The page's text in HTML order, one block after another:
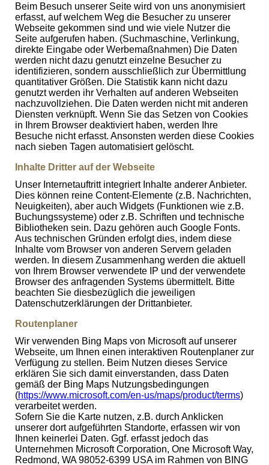
Beim Besuch unserer Seite wird von uns anonymisiert
erfasst, auf welchem Weg die Besucher zu unserer
Webseite gekommen sind und wie viele Nutzer die
Seite aufgerufen haben. (Suchmaschine, Verlinkung,
direkte Eingabe oder Werbemaßnahmen) Die Daten
werden nicht dazu genutzt einzelne Besucher zu
identifizieren, sondern ausschließlich zur Übermittlung
quantitativer Größen. Die Statistik kann nicht dazu
genutzt werden ihr Verhalten auf anderen Webseiten
nachzuvollziehen. Die Daten werden nicht mit anderen
Diensten verknüpft. Wenn Sie das Setzen von Cookies
in Ihrem Browser deaktiviert haben, werden Ihre
Besuche nicht erfasst. Ansonsten werden diese Cookies
nach sieben Tagen automatisiert gelöscht.
Inhalte Dritter auf der Webseite
Unser Internetauftritt integriert Inhalte anderer Anbieter.
Dies können reine Content-Elemente (z.B. Nachrichten,
Neuigkeiten), aber auch Widgets (Funktionen wie z.B.
Buchungssysteme) oder z.B. Schriften und technische
Bibliotheken sein. Dazu gehören auch Google Fonts.
Aus technischen Gründen erfolgt dies, indem diese
Inhalte vom Browser von anderen Servern geladen
werden. In diesem Zusammenhang werden die aktuell
von Ihrem Browser verwendete IP und der verwendete
Browser des anfragenden Systems übermittelt. Bitte
beachten Sie diesbezüglich die jeweiligen
Datenschutzerklärungen der Drittanbieter.
Routenplaner
Wir verwenden Bing Maps von Microsoft auf unserer
Webseite, um Ihnen einen interaktiven Routenplaner zur
Verfügung zu stellen. Beim Nutzen dieses Service
erklären Sie sich damit einverstanden, dass Daten
gemäß der Bing Maps Nutzungsbedingungen
(https://www.microsoft.com/en-us/maps/product/terms)
verarbeitet werden.
Sofern Sie die Karte nutzen, z.B. durch Anklicken
unserer dort aufgeführten Standorte, erfassen wir von
Ihnen keinerlei Daten. Ggf. erfasst jedoch das
Unternehmen Microsoft Corporation, One Microsoft Way,
Redmond, WA 98052-6399 USA im Rahmen von BING